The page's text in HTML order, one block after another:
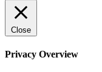
Close
Privacy Overview